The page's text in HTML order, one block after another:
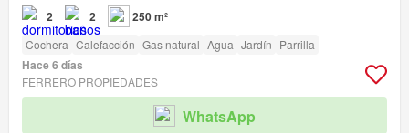
2 2 250 m²
Cochera Calefacción Gas natural Agua Jardín Parrilla
Hace 6 días
FERRERO PROPIEDADES
WhatsApp